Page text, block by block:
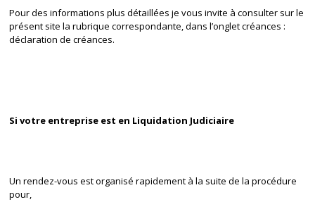
Pour des informations plus détaillées je vous invite à consulter sur le
présent site la rubrique correspondante, dans l’onglet créances :
déclaration de créances.
Si votre entreprise est en Liquidation Judiciaire
Un rendez-vous est organisé rapidement à la suite de la procédure
pour,